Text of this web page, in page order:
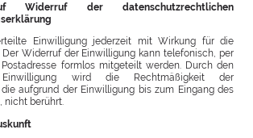
Widerruf der datenschutzrechtlichen
Einwilligung jederzeit mit Wirkung für die
Widerruf der Einwilligung kann telefonisch, per
formlos mitgeteilt werden. Durch den
wird die Rechtmäßigkeit der
aufgrund der Einwilligung bis zum Eingang des
nicht berührt.